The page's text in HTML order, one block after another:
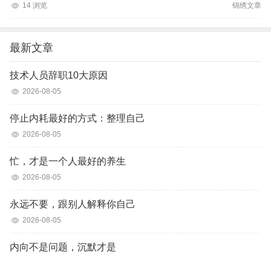
14 浏览 锦绣文章
最新文章
技术人员辞职10大原因
2026-08-05
停止内耗最好的方式：整理自己
2026-08-05
忙，才是一个人最好的养生
2026-08-05
永远不要，跟别人解释你自己
2026-08-05
内向不是问题，沉默才是